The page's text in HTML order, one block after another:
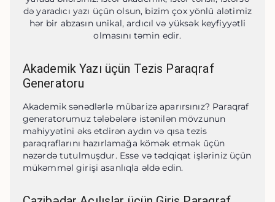
də yaradıcı yazı üçün olsun, bizim çox yönlü alətimiz
hər bir abzasın unikal, ardıcıl və yüksək keyfiyyətli
olmasını təmin edir.
Akademik Yazı üçün Tezis Paraqraf
Generatoru
Akademik sənədlərlə mübarizə aparırsınız? Paraqraf
generatorumuz tələbələrə istənilən mövzunun
mahiyyətini əks etdirən aydın və qısa tezis
paraqraflarını hazırlamağa kömək etmək üçün
nəzərdə tutulmuşdur. Esse və tədqiqat işləriniz üçün
mükəmməl girişi asanlıqla əldə edin.